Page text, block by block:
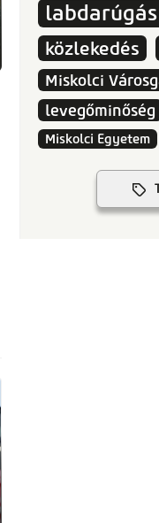
labdarúgás
közlekedés
Miskolci
levegőminőség
Miskolci Egyetem